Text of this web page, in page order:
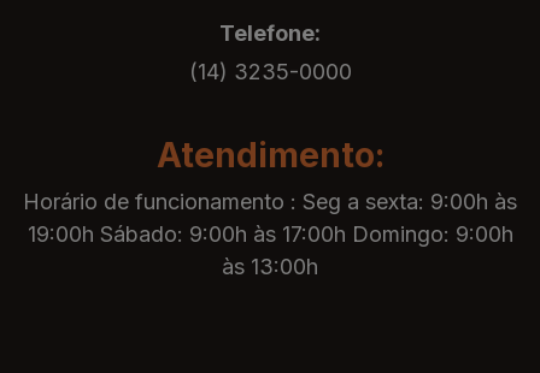
Telefone:
(14) 3235-0000
Atendimento:
Horário de funcionamento : Seg a sexta: 9:00h às
19:00h Sábado: 9:00h às 17:00h Domingo: 9:00h
às 13:00h